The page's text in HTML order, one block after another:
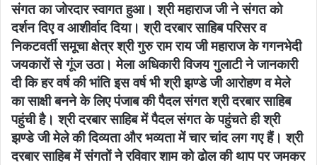
संगत का जोरदार स्वागत हुआ। श्री महाराज जी ने संगत को
दर्शन दिए व आशीर्वाद दिया। श्री दरबार साहिब परिसर व
निकटवर्ती समूचा क्षेत्र श्री गुरु राम राय जी महाराज के गगनभेदी
जयकारों से गूंज उठा। मेला अधिकारी विजय गुलाटी ने जानकारी
दी कि हर वर्ष की भांति इस वर्ष भी श्री झण्डे जी आरोहण व मेले
का साक्षी बनने के लिए पंजाब की पैदल संगत श्री दरबार साहिब
पहुंची है। श्री दरबार साहिब में पैदल संगत के पहुंचते ही श्री
झण्डे जी मेले की दिव्यता और भव्यता में चार चांद लग गए हैं। श्री
दरबार साहिब में संगतों ने रविवार शाम को ढोल की थाप पर जमकर